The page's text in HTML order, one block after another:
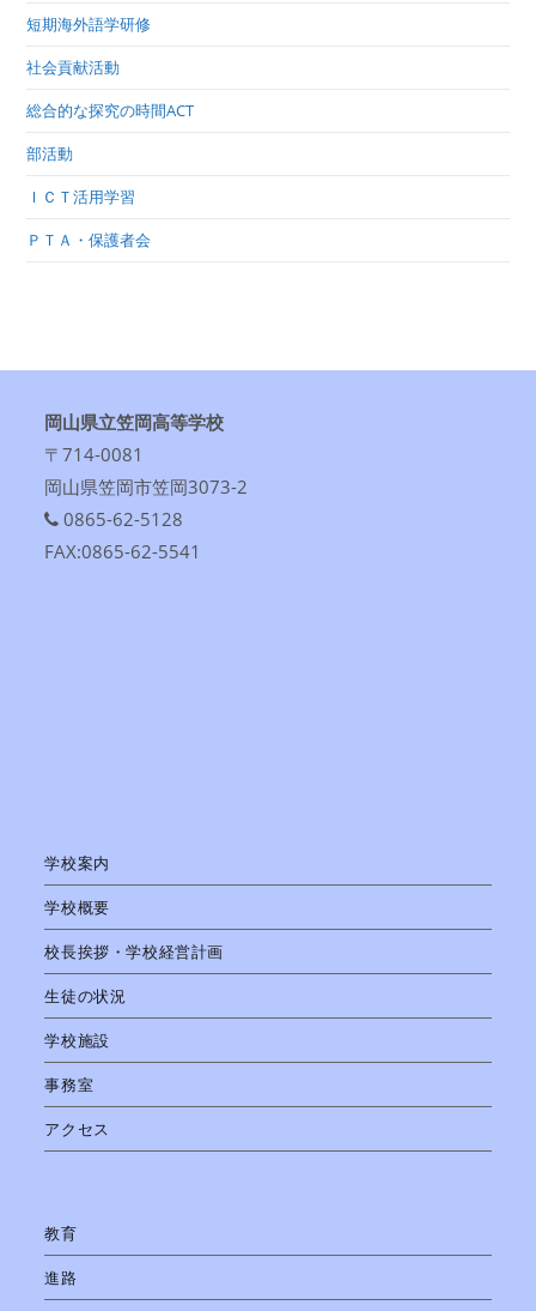
短期海外語学研修
社会貢献活動
総合的な探究の時間ACT
部活動
ＩＣＴ活用学習
ＰＴＡ・保護者会
岡山県立笠岡高等学校
〒714-0081
岡山県笠岡市笠岡3073-2
0865-62-5128
FAX:0865-62-5541
学校案内
学校概要
校長挨拶・学校経営計画
生徒の状況
学校施設
事務室
アクセス
教育
進路